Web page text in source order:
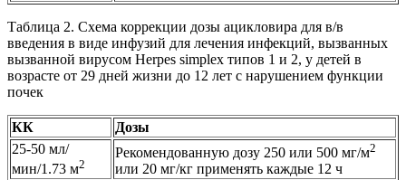
Таблица 2. Схема коррекции дозы ацикловира для в/в
введения в виде инфузий для лечения инфекций, вызванных
вызванной вирусом Herpes simplex типов 1 и 2, у детей в
возрасте от 29 дней жизни до 12 лет с нарушением функции
почек
КК
Дозы
25-50 мл/
мин/1.73 м2
Рекомендованную дозу 250 или 500 мг/м2
или 20 мг/кг применять каждые 12 ч